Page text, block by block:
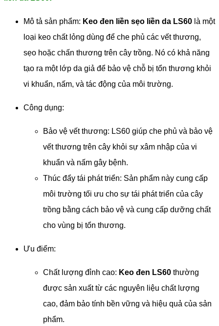
Mô tả sản phẩm: Keo đen liền sẹo liền da LS60 là một
loại keo chất lỏng dùng để che phủ các vết thương,
sẹo hoặc chấn thương trên cây trồng. Nó có khả năng
tạo ra một lớp da giả để bảo vệ chỗ bị tổn thương khỏi
vi khuẩn, nấm, và tác động của môi trường.
Công dụng:
Bảo vệ vết thương: LS60 giúp che phủ và bảo vệ
vết thương trên cây khỏi sự xâm nhập của vi
khuẩn và nấm gây bệnh.
Thúc đẩy tái phát triển: Sản phẩm này cung cấp
môi trường tối ưu cho sự tái phát triển của cây
trồng bằng cách bảo vệ và cung cấp dưỡng chất
cho vùng bị tổn thương.
Ưu điểm:
Chất lượng đỉnh cao: Keo đen LS60 thường
được sản xuất từ các nguyên liệu chất lượng
cao, đảm bảo tính bền vững và hiệu quả của sản
phẩm.